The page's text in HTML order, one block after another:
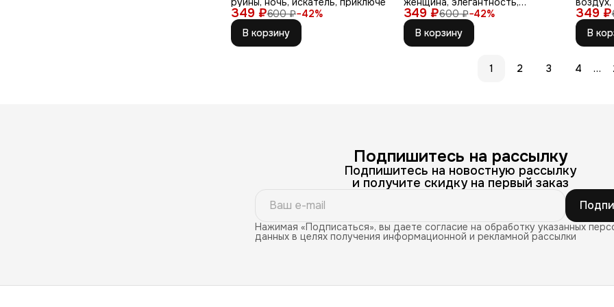
349 ₽600 ₽−42%
В корзину
349 ₽600 ₽−42%
красное пла
В корзину
349 ₽
риф
В
1 2 3 4 …
Подпишитесь на рассылку
Подпишитесь на новостную рассылку
и получите скидку на первый заказ
Нажимая «Подписаться», вы даете согласие на обработку указанных
данных в целях получения информационной и рекламной рассылки